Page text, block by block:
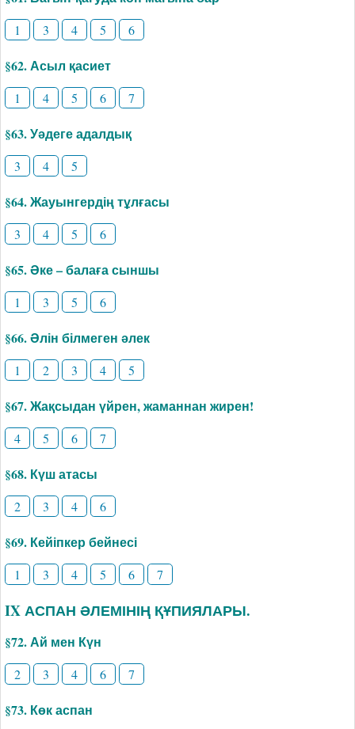
1 3 4 5 6
§62. Асыл қасиет
1 4 5 6 7
§63. Уәдеге адалдық
3 4 5
§64. Жауынгердің тұлғасы
3 4 5 6
§65. Әке – балаға сыншы
1 3 5 6
§66. Әлін білмеген әлек
1 2 3 4 5
§67. Жақсыдан үйрен, жаманнан жирен!
4 5 6 7
§68. Күш атасы
2 3 4 6
§69. Кейіпкер бейнесі
1 3 4 5 6 7
IX АСПАН ӘЛЕМІНІҢ ҚҰПИЯЛАРЫ.
§72. Ай мен Күн
2 3 4 6 7
§73. Көк аспан